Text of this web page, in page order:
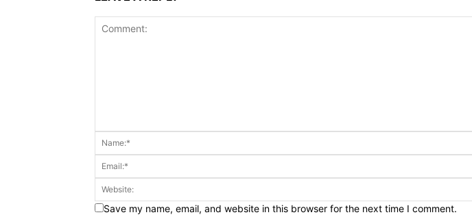
Save my name, email, and website in this browser for the next time I comment.